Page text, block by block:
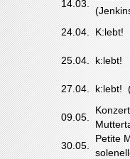
14.03.
24.04. K:lebt!
25.04.
k:lebt!
27.04.
k:lebt!
09.05.
30.05.
Petite